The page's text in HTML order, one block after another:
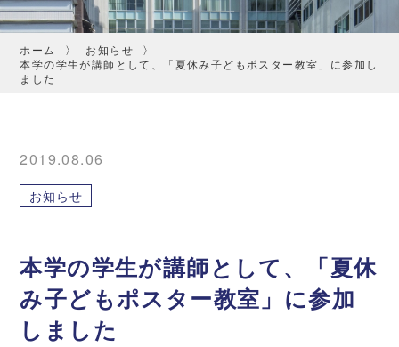
ホーム
お知らせ
本学の学生が講師として、「夏休み子どもポスター教室」に参加し
ました
2019.08.06
お知らせ
本学の学生が講師として、「夏休
み子どもポスター教室」に参加
しました